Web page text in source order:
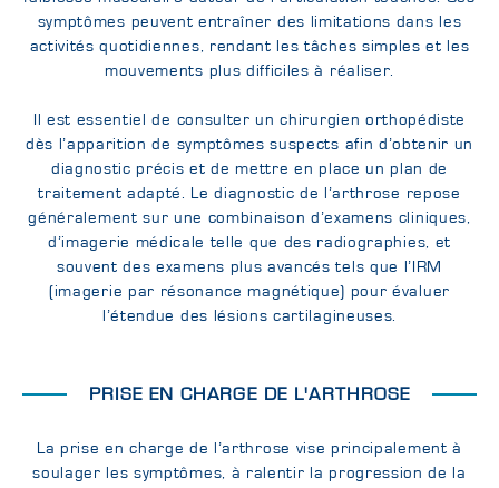
symptômes peuvent entraîner des limitations dans les
activités quotidiennes, rendant les tâches simples et les
mouvements plus difficiles à réaliser.
Il est essentiel de consulter un chirurgien orthopédiste
dès l’apparition de symptômes suspects afin d’obtenir un
diagnostic précis et de mettre en place un plan de
traitement adapté. Le diagnostic de l’arthrose repose
généralement sur une combinaison d’examens cliniques,
d’imagerie médicale telle que des radiographies, et
souvent des examens plus avancés tels que l’IRM
(imagerie par résonance magnétique) pour évaluer
l’étendue des lésions cartilagineuses.
PRISE EN CHARGE DE L'ARTHROSE
La prise en charge de l’arthrose vise principalement à
soulager les symptômes, à ralentir la progression de la